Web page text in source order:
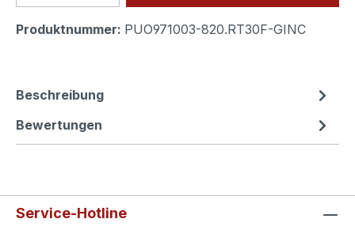
Produktnummer: PUO971003-820.RT30F-GINC
Beschreibung
Bewertungen
Service-Hotline